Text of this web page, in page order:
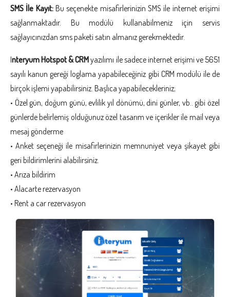
SMS İle Kayıt: Bu seçenekte misafirlerinizin SMS ile internet erişimi
sağlanmaktadır. Bu modülü kullanabilmeniz için servis
sağlayıcınızdan sms paketi satın almanız gerekmektedir.
Interyum Hotspot & CRMyazılımı ile sadece internet erişimi ve 5651
sayılı kanun gereği loglama yapabileceğiniz gibi CRM modülü ile de
birçok işlemi yapabilirsiniz. Başlıca yapabilecekleriniz;
• Özel gün, doğum günü, evlilik yıl dönümü, dini günler, vb.. gibi özel
günlerde belirlemiş olduğunuz özel tasarım ve içerikler ile mail veya
mesaj gönderme
• Anket seçeneği ile misafirlerinizin memnuniyet veya şikayet gibi
geri bildirimlerini alabilirsiniz.
• Arıza bildirim
• Alacarte rezervasyon
• Rent a car rezervasyon